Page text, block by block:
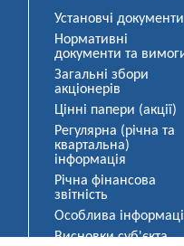
Установчі документи
Нормативні
документи та
Загальні збори
акціонерів
Цінні папери (акції)
Регулярна (річна та
квартальна)
інформація
Річна фінансова
звітність
Особлива
Висновки суб'єкта